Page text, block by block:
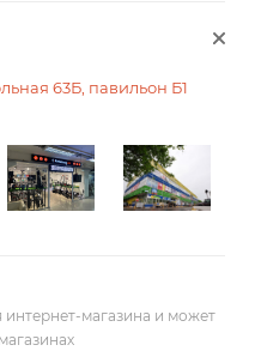
63Б, павильон Б1
интернет-магазина и может